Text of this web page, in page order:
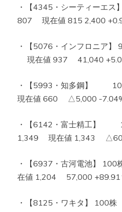
・【4345・シーティーエ
807 現在値 815 2,400
・【5076・インフロニア
現在値 937 41,040
・【5993・知多鋼】
現在値 660 △5,000 -
・【6142・富士精工】
1,349 現在値 1,343
・【6937・古河電池】
在値 1,204 57,000 +89.91
・【8125・ワキタ】 100